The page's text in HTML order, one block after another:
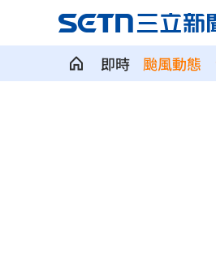
即時 颱風動態